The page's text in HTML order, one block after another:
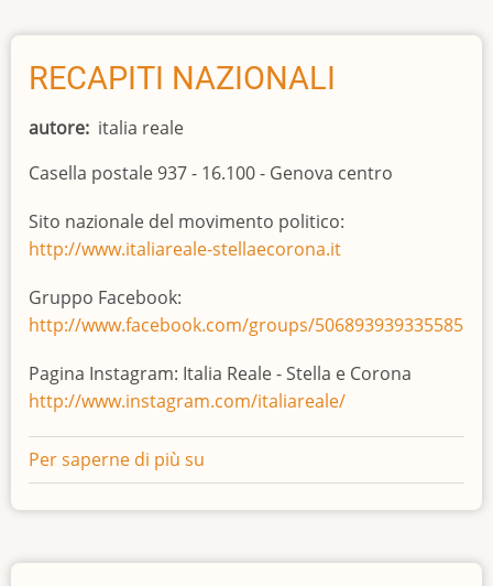
RECAPITI NAZIONALI
autore italia reale
Casella postale 937 - 16.100 - Genova centro
Sito nazionale del movimento politico:
http://www.italiareale-stellaecorona.it
Gruppo Facebook:
http://www.facebook.com/groups/506893939335585
Pagina Instagram: Italia Reale - Stella e Corona
http://www.instagram.com/italiareale/
Per saperne di più su
NAZIONALI